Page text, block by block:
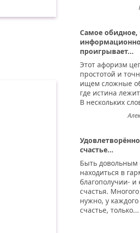
Самое обидное,
проигрывает...
Этот афоризм
простотой и
ищем сложные
где истина
В нескольких
счастье...
Быть довольным
находиться в
благополучии- и
счастья.
нужно, у
счастье, только...